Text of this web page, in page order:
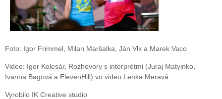
Foto: Igor Frimmel, Milan Maršalka, Ján Vlk a Marek Vaco
Video: Igor Kolesár, Rozhovory s interprétmi (Juraj Matyinko,
Ivanna Bagová a ElevenHill) vo videu Lenka Meravá.
Vyrobilo IK Creative studio